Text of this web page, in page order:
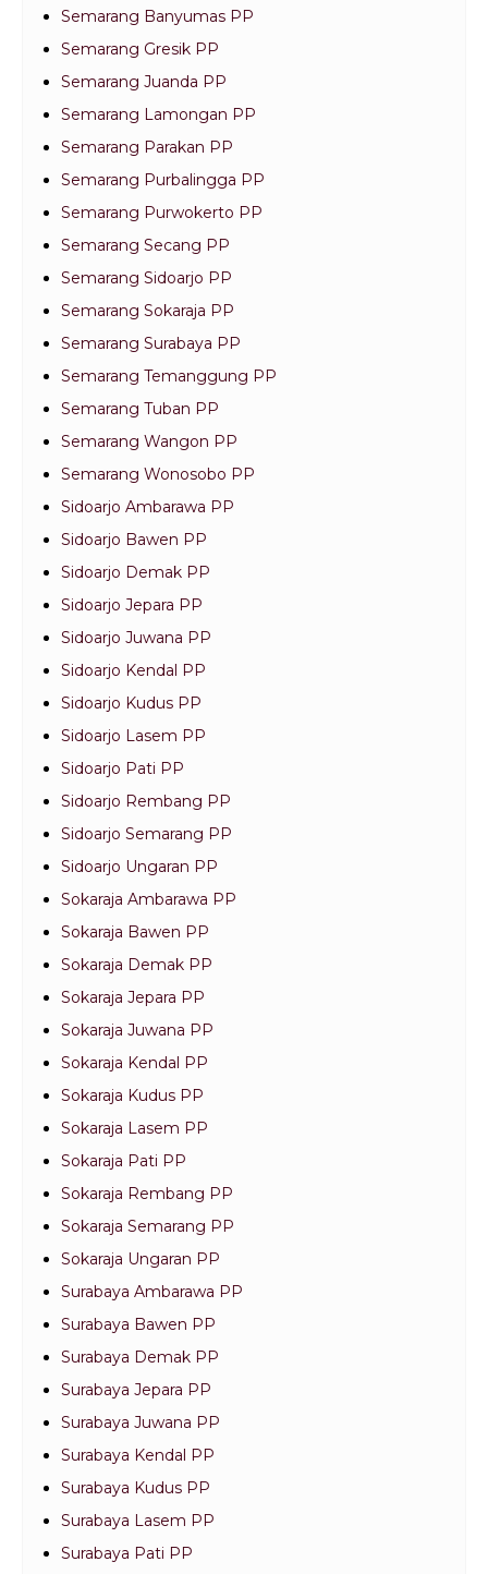
Semarang Banyumas PP
Semarang Gresik PP
Semarang Juanda PP
Semarang Lamongan PP
Semarang Parakan PP
Semarang Purbalingga PP
Semarang Purwokerto PP
Semarang Secang PP
Semarang Sidoarjo PP
Semarang Sokaraja PP
Semarang Surabaya PP
Semarang Temanggung PP
Semarang Tuban PP
Semarang Wangon PP
Semarang Wonosobo PP
Sidoarjo Ambarawa PP
Sidoarjo Bawen PP
Sidoarjo Demak PP
Sidoarjo Jepara PP
Sidoarjo Juwana PP
Sidoarjo Kendal PP
Sidoarjo Kudus PP
Sidoarjo Lasem PP
Sidoarjo Pati PP
Sidoarjo Rembang PP
Sidoarjo Semarang PP
Sidoarjo Ungaran PP
Sokaraja Ambarawa PP
Sokaraja Bawen PP
Sokaraja Demak PP
Sokaraja Jepara PP
Sokaraja Juwana PP
Sokaraja Kendal PP
Sokaraja Kudus PP
Sokaraja Lasem PP
Sokaraja Pati PP
Sokaraja Rembang PP
Sokaraja Semarang PP
Sokaraja Ungaran PP
Surabaya Ambarawa PP
Surabaya Bawen PP
Surabaya Demak PP
Surabaya Jepara PP
Surabaya Juwana PP
Surabaya Kendal PP
Surabaya Kudus PP
Surabaya Lasem PP
Surabaya Pati PP